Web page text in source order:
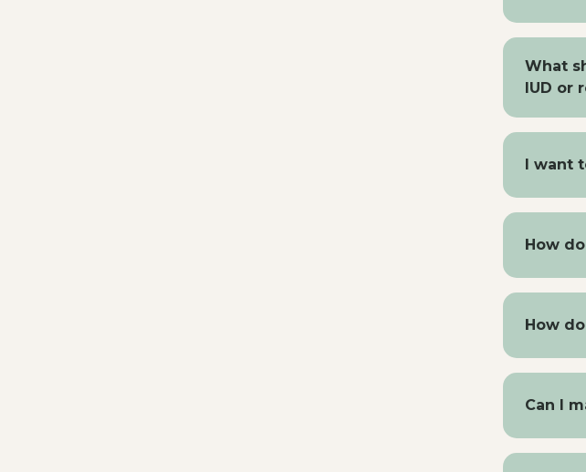
phase
course,
You
mijn-
values
file. If
What
IUD or
Most of
day of
hour.
Often,
I want
Do you
discuss
How
You
How
You
also be
and 2
Can I
The